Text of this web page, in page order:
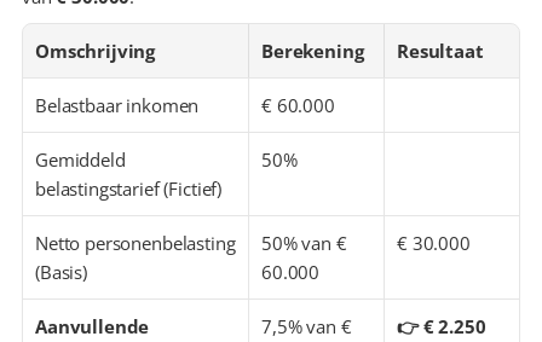
Omschrijving Berekening Resultaat
Belastbaar inkomen € 60.000
Gemiddeld
belastingstarief (Fictief)
50%
Netto personenbelasting
(Basis)
50% van €
60.000
€ 30.000
Aanvullende
7,5% van €
👉 € 2.250